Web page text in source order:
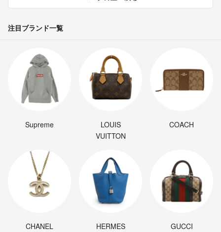
注目ブランド一覧
Supreme
LOUIS
VUITTON
COACH
CHANEL HERMES GUCCI